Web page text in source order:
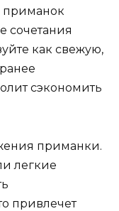
приманок
сочетания
как свежую,
сэкономить
приманки.
легкие
привлечет